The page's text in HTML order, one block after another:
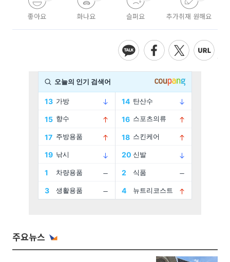
좋아요 화나요 슬퍼요 추가취재 원해요
주요뉴스